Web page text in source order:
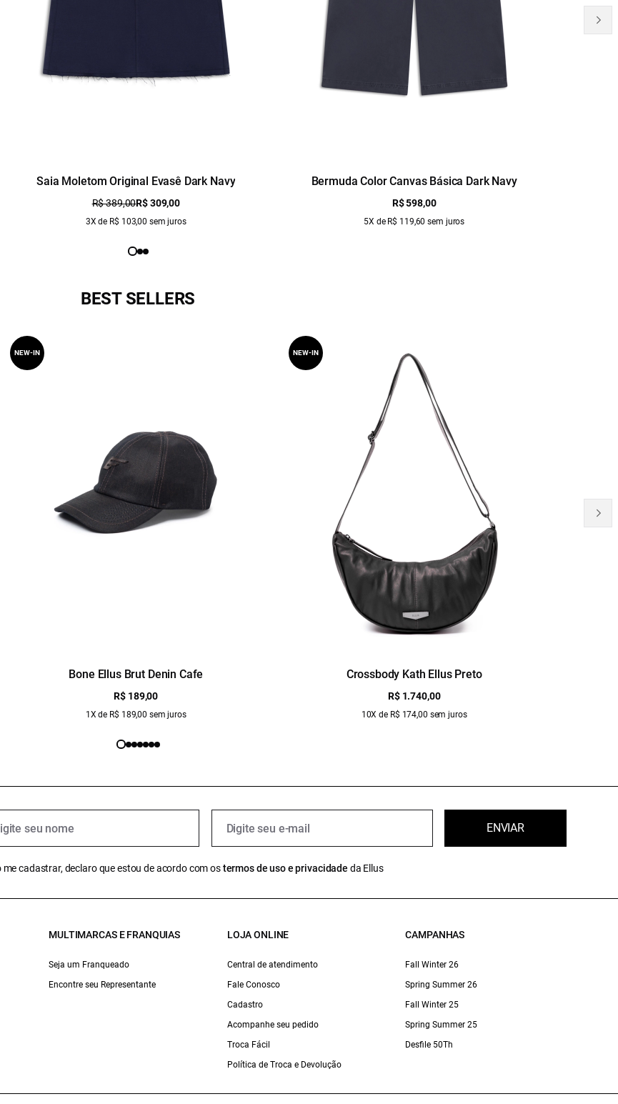
Saia Moletom Original Evasê Dark Navy
R$ 389,00R$ 309,00
3X de R$ 103,00 sem juros
Bermuda Color Canvas Básica Dark Navy
R$ 598,00
5X de R$ 119,60 sem juros
BEST SELLERS
Bone Ellus Brut Denin Cafe
R$ 189,00
1X de R$ 189,00 sem juros
NEW-IN
Crossbody Kath Ellus Preto
R$ 1.740,00
10X de R$ 174,00 sem juros
NEW-IN
ENVIAR
me cadastrar, declaro que estou de acordo com ostermos de uso e privacidade da Ellus
MULTIMARCAS E FRANQUIAS
Seja um Franqueado
Encontre seu Representante
LOJA ONLINE
Central de atendimento
Fale Conosco
Cadastro
Acompanhe seu pedido
Troca Fácil
Política de Troca e Devolução
CAMPANHAS
Fall Winter 26
Spring Summer 26
Fall Winter 25
Spring Summer 25
Desfile 50Th